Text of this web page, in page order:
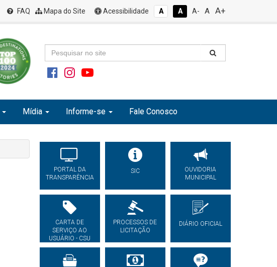
FAQ Mapa do Site Acessibilidade A A A- A A+
Mídia Informe-se Fale Conosco
PORTAL DA
TRANSPARÊNCIA
SIC
OUVIDORIA
MUNICIPAL
CARTA DE
SERVIÇO AO
USUÁRIO - CSU
PROCESSOS DE
LICITAÇÃO
DIÁRIO OFICIAL